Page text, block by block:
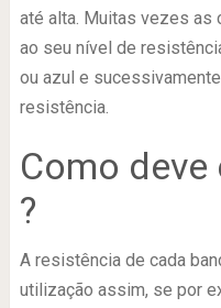
até alta. Muitas vezes as
ao seu nível de
ou azul e
resistência.
Como
?
A resistência de cada
utilização assim, se por